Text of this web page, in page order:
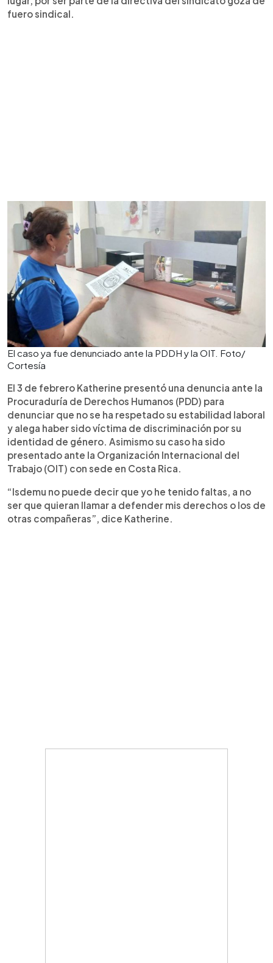
fuero sindical.
El caso ya fue denunciado ante la PDDH y la OIT. Foto/
Cortesía
El 3 de febrero Katherine presentó una denuncia ante la
Procuraduría de Derechos Humanos (PDD) para
denunciar que no se ha respetado su estabilidad laboral
y alega haber sido víctima de discriminación por su
identidad de género. Asimismo su caso ha sido
presentado ante la Organización Internacional del
Trabajo (OIT) con sede en Costa Rica.
“Isdemu no puede decir que yo he tenido faltas, a no
ser que quieran llamar a defender mis derechos o los de
otras compañeras”, dice Katherine.